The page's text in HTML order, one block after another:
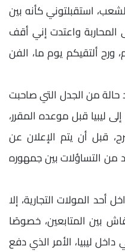
استقبلتوني كأنه بين
المحاربة واعتدت إني أقف
ألتقيكم يوم ما، الفن
من الجدل التي صاحبت
ليبيا قبل موعده المقرر،
قبل أن يتم الإعلان عن
من التساؤلات بين جمهوره
أحد المولات التجارية، إلا
بين المتابعين، خصوصًا
ليبيا، الأمر الذي دفع